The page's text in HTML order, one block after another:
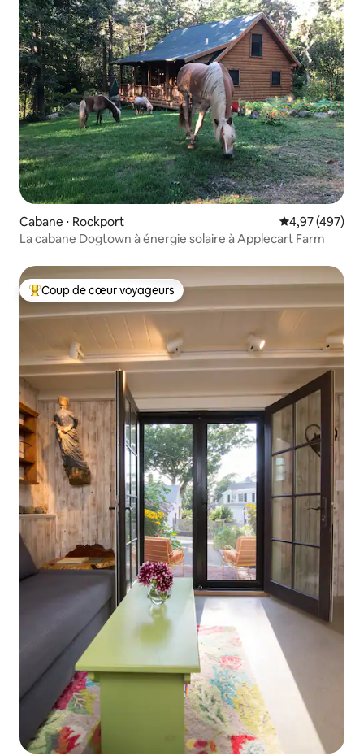
Cabane ⋅ Rockport Évaluation
4,97 (497)
La cabane Dogtown à énergie solaire à Applecart Farm
Coups de cœur voyageurs les plus appréciés
Coup de cœur voyageurs